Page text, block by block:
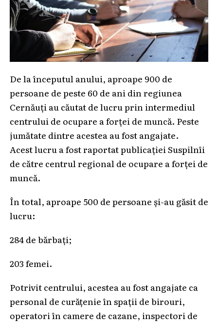
De la începutul anului, aproape 900 de
persoane de peste 60 de ani din regiunea
Cernăuți au căutat de lucru prin intermediul
centrului de ocupare a forței de muncă. Peste
jumătate dintre acestea au fost angajate.
Acest lucru a fost raportat publicației Suspilnîi
de către centrul regional de ocupare a forței de
muncă.
În total, aproape 500 de persoane și-au găsit de
lucru:
284 de bărbați;
203 femei.
Potrivit centrului, acestea au fost angajate ca
personal de curățenie în spații de birouri,
operatori în camere de cazane, inspectori de